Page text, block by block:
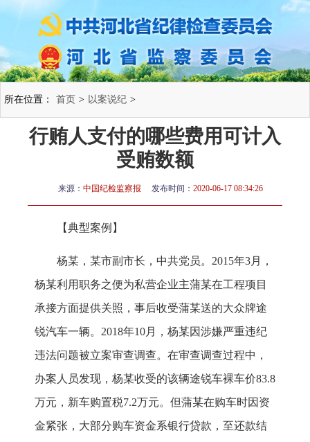
所在位置： 首页 > 以案说纪 >
行贿人支付的哪些费用可计入
受贿数额
来源： 中国纪检监察报 发布时间： 2020-06-17 08:34:26
【典型案例】
杨某，某市副市长，中共党员。2015年3月，
杨某利用职务之便为私营企业主蒲某在工程项目
承接方面提供关照，事后收受蒲某送的大众牌途
锐汽车一辆。2018年10月，杨某因涉嫌严重违纪
违法问题被立案审查调查。在审查调查过程中，
办案人员发现，杨某收受的该辆途锐车裸车价83.8
万元，新车购置税7.2万元。但蒲某在购车时因资
金紧张，大部分购车资金系银行贷款，至还款结